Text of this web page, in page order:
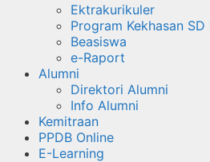
Ektrakurikuler
Program Kekhasan SD
Beasiswa
e-Raport
Alumni
Direktori Alumni
Info Alumni
Kemitraan
PPDB Online
E-Learning